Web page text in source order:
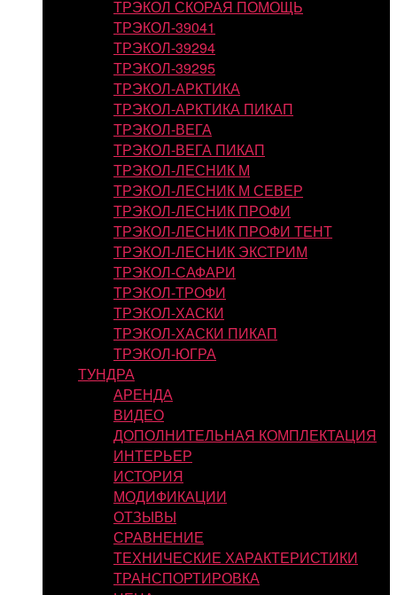
ТРЭКОЛ СКОРАЯ ПОМОЩЬ
ТРЭКОЛ-39041
ТРЭКОЛ-39294
ТРЭКОЛ-39295
ТРЭКОЛ-АРКТИКА
ТРЭКОЛ-АРКТИКА ПИКАП
ТРЭКОЛ-ВЕГА
ТРЭКОЛ-ВЕГА ПИКАП
ТРЭКОЛ-ЛЕСНИК М
ТРЭКОЛ-ЛЕСНИК М СЕВЕР
ТРЭКОЛ-ЛЕСНИК ПРОФИ
ТРЭКОЛ-ЛЕСНИК ПРОФИ ТЕНТ
ТРЭКОЛ-ЛЕСНИК ЭКСТРИМ
ТРЭКОЛ-САФАРИ
ТРЭКОЛ-ТРОФИ
ТРЭКОЛ-ХАСКИ
ТРЭКОЛ-ХАСКИ ПИКАП
ТРЭКОЛ-ЮГРА
ТУНДРА
АРЕНДА
ВИДЕО
ДОПОЛНИТЕЛЬНАЯ КОМПЛЕКТАЦИЯ
ИНТЕРЬЕР
ИСТОРИЯ
МОДИФИКАЦИИ
ОТЗЫВЫ
СРАВНЕНИЕ
ТЕХНИЧЕСКИЕ ХАРАКТЕРИСТИКИ
ТРАНСПОРТИРОВКА